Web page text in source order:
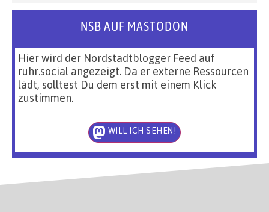
NSB AUF MASTODON
Hier wird der Nordstadtblogger Feed auf
ruhr.social angezeigt. Da er externe Ressourcen
lädt, solltest Du dem erst mit einem Klick
zustimmen.
WILL ICH SEHEN!